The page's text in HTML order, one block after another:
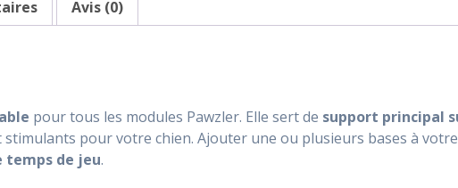
Avis (0)
pour tous les modules Pawzler. Elle sert de support principal
stimulants pour votre chien. Ajouter une ou plusieurs bases à
temps de jeu.